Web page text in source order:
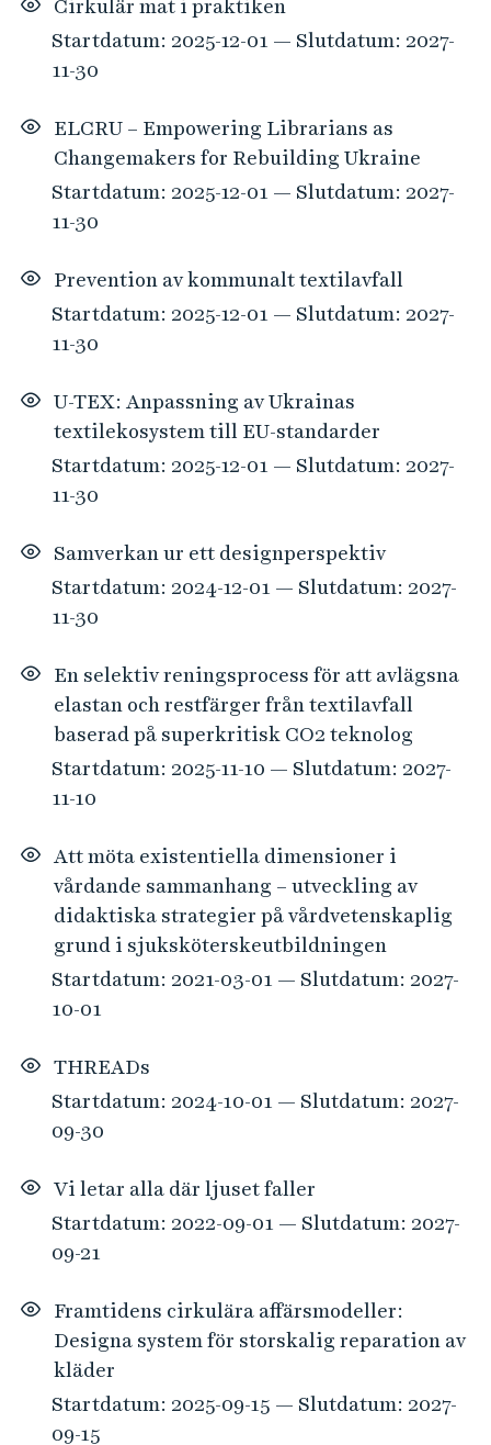
Cirkulär mat i praktiken
Startdatum: 2025-12-01 — Slutdatum: 2027-
11-30
ELCRU – Empowering Librarians as
Changemakers for Rebuilding Ukraine
Startdatum: 2025-12-01 — Slutdatum: 2027-
11-30
Prevention av kommunalt textilavfall
Startdatum: 2025-12-01 — Slutdatum: 2027-
11-30
U-TEX: Anpassning av Ukrainas
textilekosystem till EU-standarder
Startdatum: 2025-12-01 — Slutdatum: 2027-
11-30
Samverkan ur ett designperspektiv
Startdatum: 2024-12-01 — Slutdatum: 2027-
11-30
En selektiv reningsprocess för att avlägsna
elastan och restfärger från textilavfall
baserad på superkritisk CO2 teknolog
Startdatum: 2025-11-10 — Slutdatum: 2027-
11-10
Att möta existentiella dimensioner i
vårdande sammanhang – utveckling av
didaktiska strategier på vårdvetenskaplig
grund i sjuksköterskeutbildningen
Startdatum: 2021-03-01 — Slutdatum: 2027-
10-01
THREADs
Startdatum: 2024-10-01 — Slutdatum: 2027-
09-30
Vi letar alla där ljuset faller
Startdatum: 2022-09-01 — Slutdatum: 2027-
09-21
Framtidens cirkulära affärsmodeller:
Designa system för storskalig reparation av
kläder
Startdatum: 2025-09-15 — Slutdatum: 2027-
09-15